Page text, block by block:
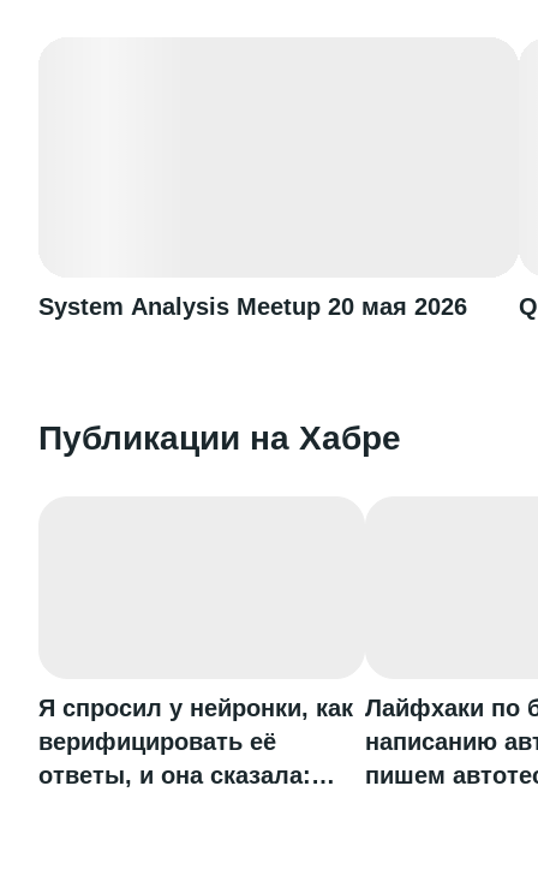
System Analysis Meetup 20 мая 2026
Публикации на Хабре
Я спросил у нейронки, как
верифицировать её
ответы, и она сказала:
Лайфхаки по
написанию
пишем